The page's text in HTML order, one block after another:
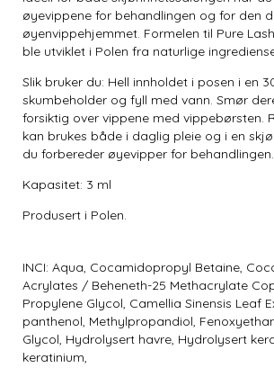
øyevippene for behandlingen og for den
øyenvippehjemmet. Formelen til Pure
ble utviklet i Polen fra naturlige
Slik bruker du: Hell innholdet i posen i en
skumbeholder og fyll med vann. Smør
forsiktig over vippene med vippebørsten.
kan brukes både i daglig pleie og i en
du forbereder øyevipper for behandlingen.
Kapasitet: 3 ml
Produsert i Polen.
INCI: Aqua, Cocamidopropyl Betaine,
Acrylates / Beheneth-25 Methacrylate
Propylene Glycol, Camellia Sinensis Leaf
panthenol, Methylpropandiol,
Glycol, Hydrolysert havre, Hydrolysert
keratinium,